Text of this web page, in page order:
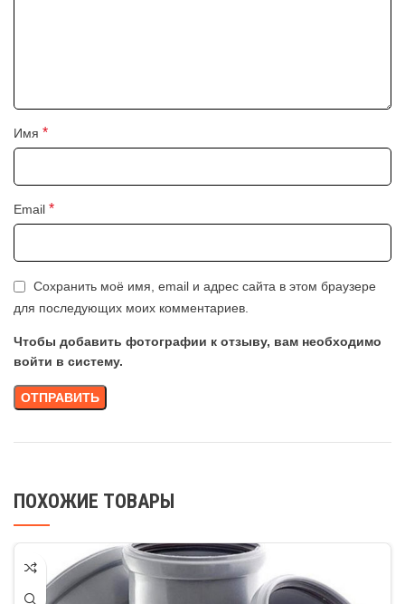
Имя *
Email *
Сохранить моё имя, email и адрес сайта в этом браузере
для последующих моих комментариев.
Чтобы добавить фотографии к отзыву, вам необходимо
войти в систему.
ПОХОЖИЕ ТОВАРЫ